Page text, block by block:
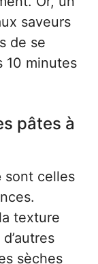
saveurs
de se
10 minutes
pâtes à
sont celles
texture
sèches